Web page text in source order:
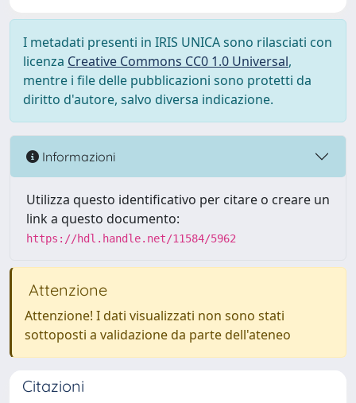
I metadati presenti in IRIS UNICA sono rilasciati con
licenza Creative Commons CC0 1.0 Universal,
mentre i file delle pubblicazioni sono protetti da
diritto d'autore, salvo diversa indicazione.
Informazioni
Utilizza questo identificativo per citare o creare un
link a questo documento:
https://hdl.handle.net/11584/5962
Attenzione
Attenzione! I dati visualizzati non sono stati
sottoposti a validazione da parte dell'ateneo
Citazioni